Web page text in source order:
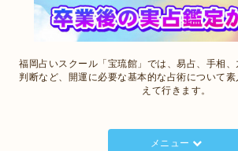
福岡占いスクール「宝琉館」では、易占、手相
判断など、開運に必要な基本的な占術について
えて行きます。
メニュー